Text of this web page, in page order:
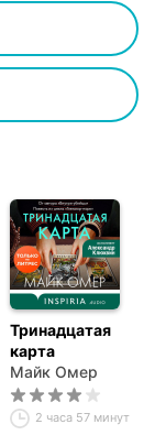
Тринадцатая
карта
Майк Омер
2 часа 57 минут